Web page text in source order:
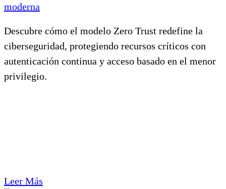
moderna
Descubre cómo el modelo Zero Trust redefine la
ciberseguridad, protegiendo recursos críticos con
autenticación continua y acceso basado en el menor
privilegio.
Leer Más